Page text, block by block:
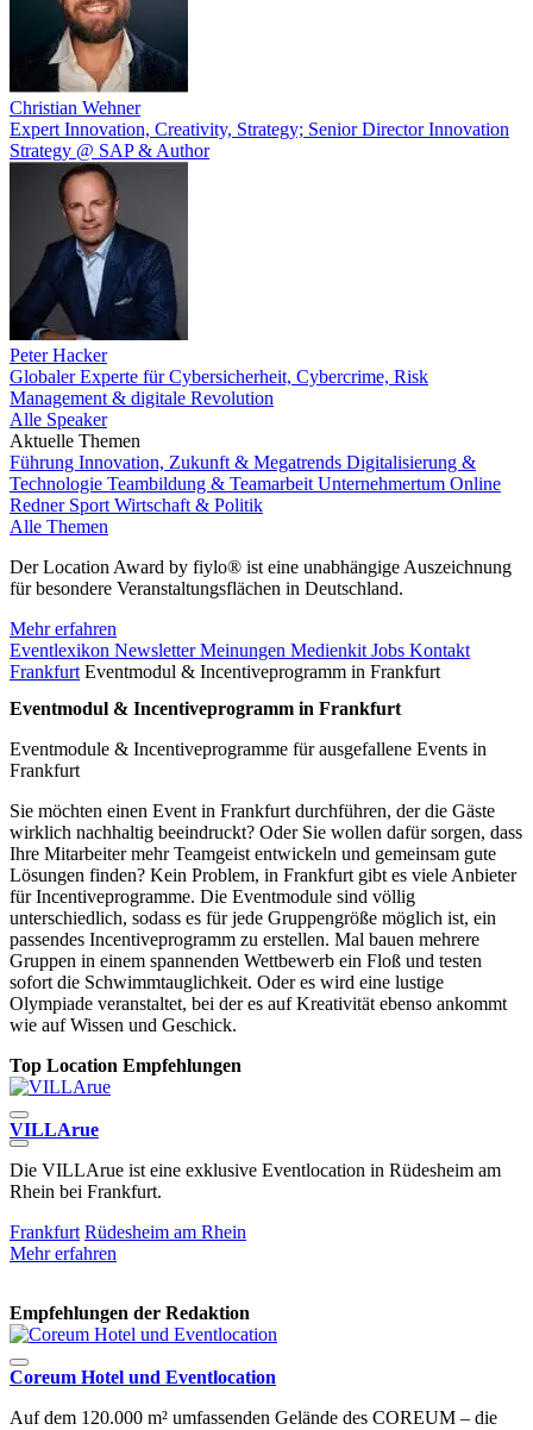
Christian Wehner
Expert Innovation, Creativity, Strategy; Senior Director Innovation
Strategy @ SAP & Author
Peter Hacker
Globaler Experte für Cybersicherheit, Cybercrime, Risk
Management & digitale Revolution
Alle Speaker
Aktuelle Themen
Führung Innovation, Zukunft & Megatrends Digitalisierung &
Technologie Teambildung & Teamarbeit Unternehmertum Online
Redner Sport Wirtschaft & Politik
Alle Themen
Der Location Award by fiylo® ist eine unabhängige Auszeichnung
für besondere Veranstaltungsflächen in Deutschland.
Mehr erfahren
Eventlexikon NewsletterMeinungen Medienkit Jobs Kontakt
Frankfurt Eventmodul & Incentiveprogramm in Frankfurt
Eventmodul & Incentiveprogramm in Frankfurt
Eventmodule & Incentiveprogramme für ausgefallene Events in
Frankfurt
Sie möchten einen Event in Frankfurt durchführen, der die Gäste
wirklich nachhaltig beeindruckt? Oder Sie wollen dafür sorgen, dass
Ihre Mitarbeiter mehr Teamgeist entwickeln und gemeinsam gute
Lösungen finden? Kein Problem, in Frankfurt gibt es viele Anbieter
für Incentiveprogramme. Die Eventmodule sind völlig
unterschiedlich, sodass es für jede Gruppengröße möglich ist, ein
passendes Incentiveprogramm zu erstellen. Mal bauen mehrere
Gruppen in einem spannenden Wettbewerb ein Floß und testen
sofort die Schwimmtauglichkeit. Oder es wird eine lustige
Olympiade veranstaltet, bei der es auf Kreativität ebenso ankommt
wie auf Wissen und Geschick.
Top Location Empfehlungen
VILLArue
Die VILLArue ist eine exklusive Eventlocation in Rüdesheim am
Rhein bei Frankfurt.
Frankfurt Rüdesheim am Rhein
Mehr erfahren
Empfehlungen der Redaktion
Coreum Hotel und Eventlocation
Auf dem 120.000 m² umfassenden Gelände des COREUM – die